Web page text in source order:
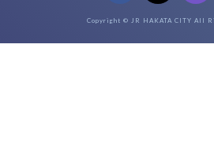
Copyright © JR HAKATA CITY All